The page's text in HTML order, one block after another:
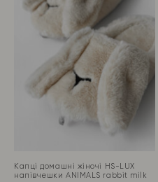
Капці домашні жіночі HS-LUX
напiвчешки ANIMALS rabbit milk